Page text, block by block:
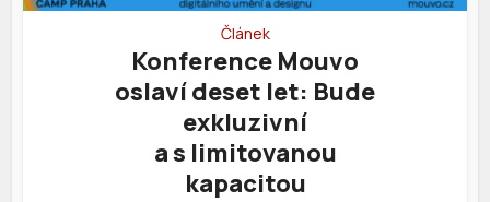
Článek
Konference Mouvo
oslaví deset let: Bude
exkluzivní
a s limitovanou
kapacitou